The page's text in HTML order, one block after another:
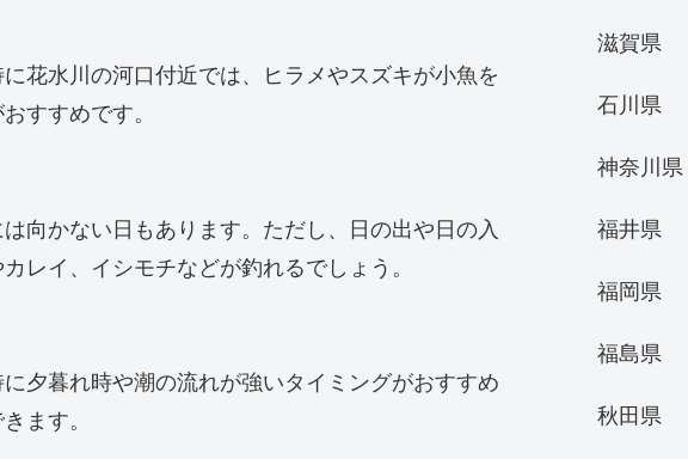
花水川の河口付近では、ヒラメやスズキが小魚を
すすめです。
向かない日もあります。ただし、日の出や日の入
レイ、イシモチなどが釣れるでしょう。
夕暮れ時や潮の流れが強いタイミングがおすすめ
ます。
滋賀県
石川県
神奈川県
福井県
福岡県
福島県
秋田県